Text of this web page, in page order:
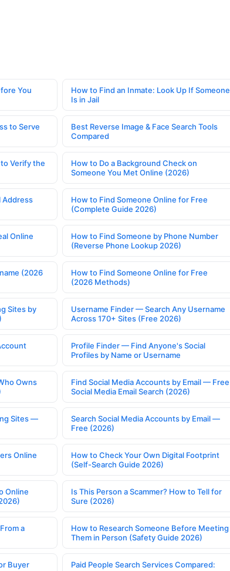
You
How to Find an Inmate: Look Up If Someone
Is in Jail
to Serve
Best Reverse Image & Face Search Tools
Compared
Verify the
How to Do a Background Check on
Someone You Met Online (2026)
Address
How to Find Someone Online for Free
(Complete Guide 2026)
Online
How to Find Someone by Phone Number
(Reverse Phone Lookup 2026)
(2026
How to Find Someone Online for Free
(2026 Methods)
Sites by
Username Finder — Search Any Username
Across 170+ Sites (Free 2026)
Profile Finder — Find Anyone's Social
Profiles by Name or Username
Owns
Find Social Media Accounts by Email — Free
Social Media Email Search (2026)
Sites —
Search Social Media Accounts by Email —
Free (2026)
Online
How to Check Your Own Digital Footprint
(Self-Search Guide 2026)
Online
Is This Person a Scammer? How to Tell for
Sure (2026)
a
How to Research Someone Before Meeting
Them in Person (Safety Guide 2026)
Buyer
Paid People Search Services Compared: